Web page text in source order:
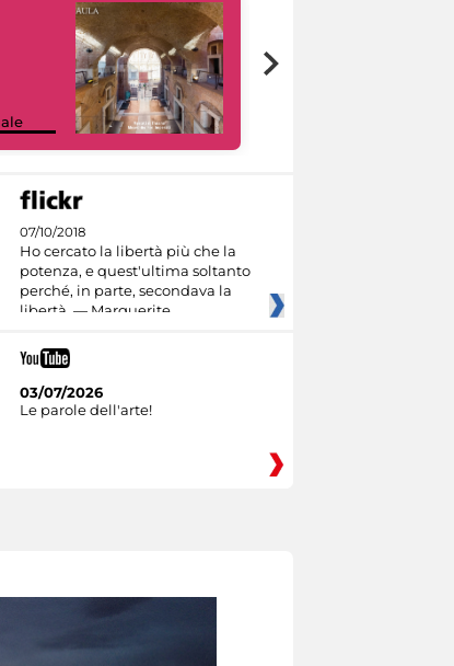
07/10/2018
Ho cercato la libertà più che la
potenza, e quest'ultima soltanto
perché, in parte, secondava la
libertà. — Marguerite
03/07/2026
Le parole dell'arte!